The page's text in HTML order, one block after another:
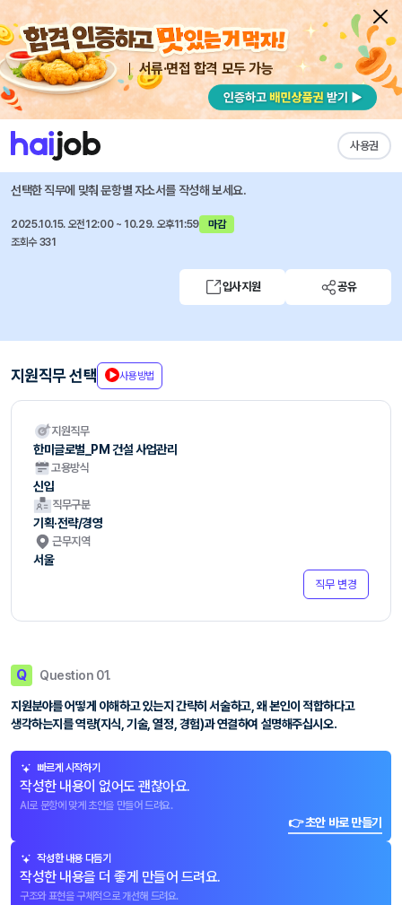
서류·면접 합격 모두 가능
사용권
채용공고 자소서 자유항목 자소서 내 작성목록
한미글로벌 즐겨찾기
2025년 하반기 신입 채용
선택한 직무에 맞춰 문항별 자소서를 작성해 보세요.
2025.10.15. 오전12:00 ~ 10.29. 오후11:59
마감
조회수 331
입사지원 공유
지원직무 선택 사용방법
지원직무
한미글로벌_PM 건설 사업관리
고용방식
신입
직무구분
기획·전략/경영
근무지역
서울
직무 변경
Q Question 01.
지원분야를 어떻게 이해하고 있는지 간략히 서술하고, 왜 본인이 적합하다고
생각하는지를 역량(지식, 기술, 열정, 경험)과 연결하여 설명해주십시오.
빠르게 시작하기
작성한 내용이 없어도 괜찮아요.
AI로 문항에 맞게 초안을 만들어 드려요.
👉 초안 바로 만들기
작성한 내용 다듬기
작성한 내용을 더 좋게 만들어 드려요.
구조와 표현을 구체적으로 개선해 드려요.